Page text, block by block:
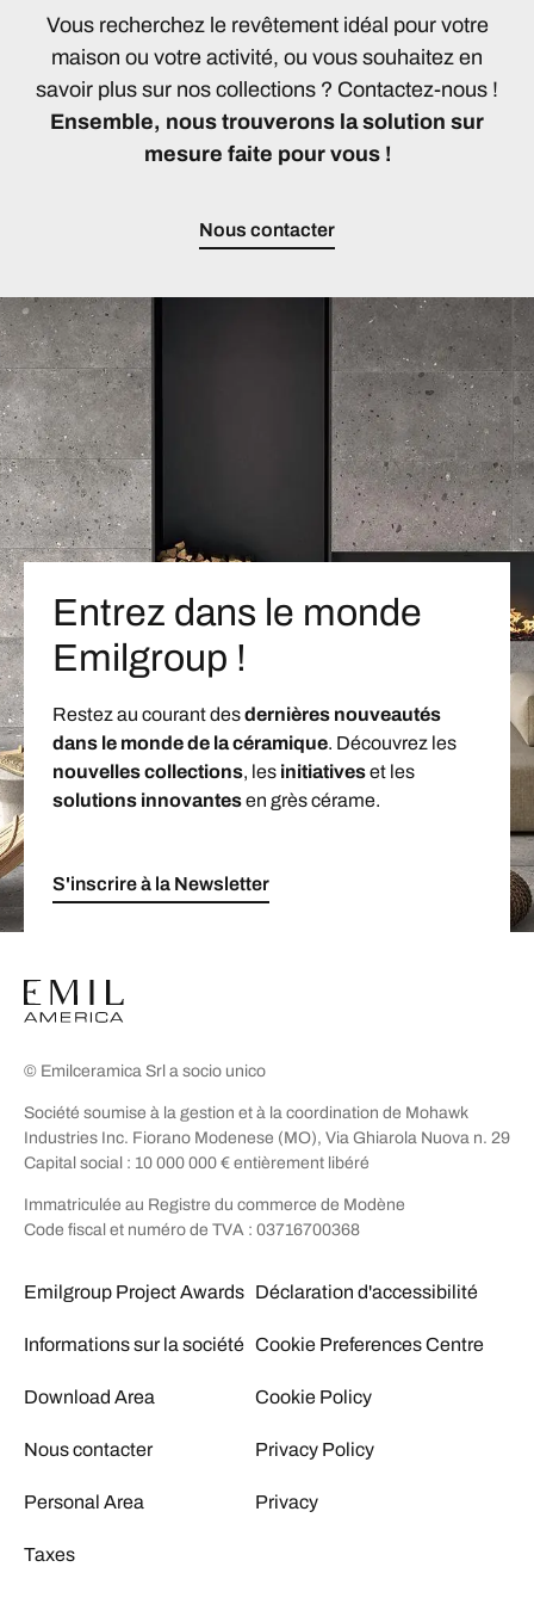
Vous recherchez le revêtement idéal pour votre
maison ou votre activité, ou vous souhaitez en
savoir plus sur nos collections ? Contactez-nous !
Ensemble, nous trouverons la solution sur
mesure faite pour vous !
Nous contacter
Entrez dans le monde
Emilgroup !
Restez au courant desdernières nouveautés
dans le monde de la céramique. Découvrez les
nouvelles collections, les initiativeset les
solutions innovantesen grès cérame.
S'inscrire à la Newsletter
© Emilceramica Srl a socio unico
Société soumise à la gestion et à la coordination de Mohawk
Industries Inc. Fiorano Modenese (MO), Via Ghiarola Nuova n. 29
Capital social : 10 000 000 € entièrement libéré
Immatriculée au Registre du commerce de Modène
Code fiscal et numéro de TVA : 03716700368
Emilgroup Project Awards
Informations sur la société
Download Area
Nous contacter
Personal Area
Taxes
Déclaration d'accessibilité
Cookie Preferences Centre
Cookie Policy
Privacy Policy
Privacy